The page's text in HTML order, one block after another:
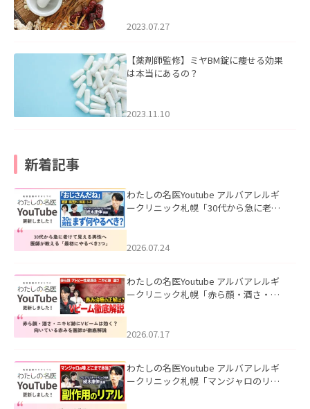
2023.07.27
【薬剤師監修】ミヤBM錠に痩せる効果
は本当にあるの？
2023.11.10
新着記事
わたしの名医Youtube アルバアレルギ
ークリニック札幌「30代から急に老け
た。
2026.07.24
わたしの名医Youtube アルバアレルギ
ークリニック札幌「赤ら顔・酒さ・ニ
した。
2026.07.17
わたしの名医Youtube アルバアレルギ
ークリニック札幌「マンジャロのリア